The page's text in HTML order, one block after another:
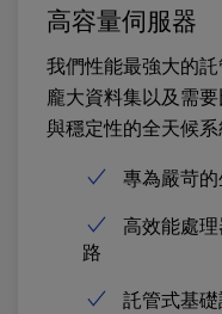
高容量伺服器
我們性能最強大的託
龐大資料集以及需
與穩定性的全天候系
專為嚴苛
高效能處
路
託管式基